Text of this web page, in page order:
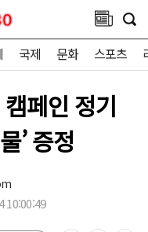
국제 문화 스포츠
페인 정기
’ 증정
10:00:49